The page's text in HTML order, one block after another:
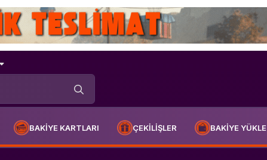
BAKİYE KARTLARI ÇEKİLİŞLER BAKİYE YÜKLE